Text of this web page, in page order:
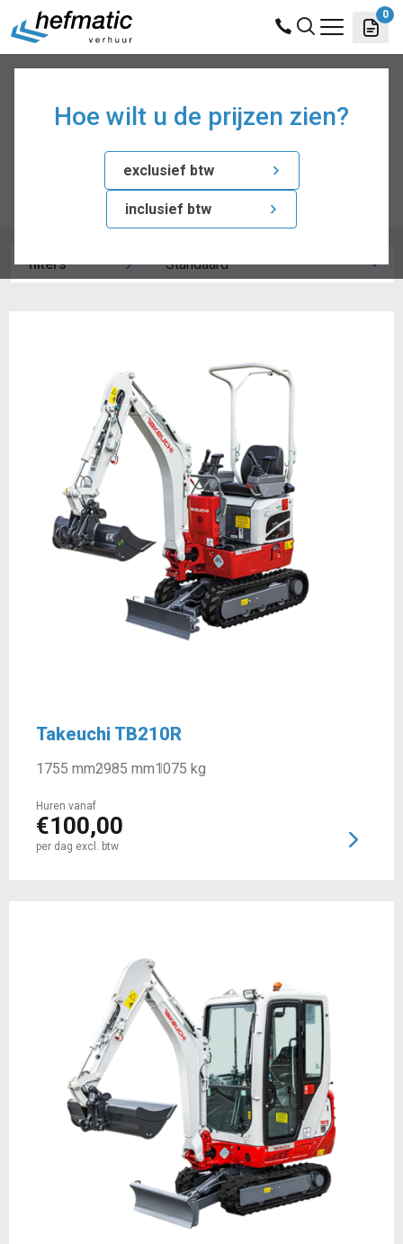
Hoe wilt u de prijzen zien?
exclusief btw
inclusief btw
0
Graafmachines
filters
Takeuchi TB210R
1755 mm2985 mm1075 kg
Huren vanaf
€100,00
per dag excl. btw